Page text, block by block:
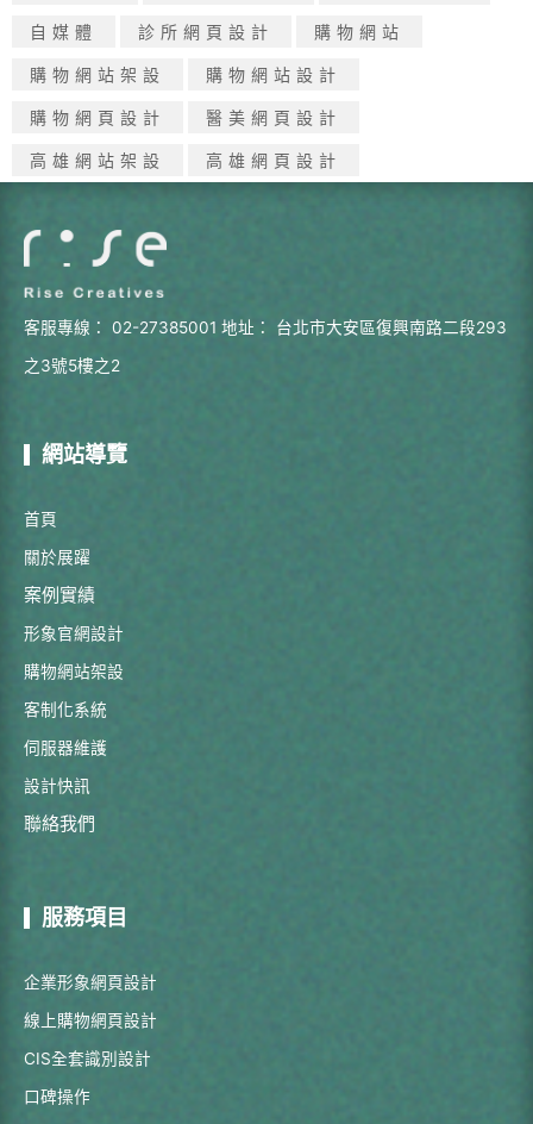
自媒體 診所網頁設計 購物網站
購物網站架設 購物網站設計
購物網頁設計 醫美網頁設計
高雄網站架設 高雄網頁設計
客服專線： 02-27385001 地址： 台北市大安區復興南路二段293
之3號5樓之2
網站導覽
首頁
關於展躍
案例實績
形象官網設計
購物網站架設
客制化系統
伺服器維護
設計快訊
聯絡我們
服務項目
企業形象網頁設計
線上購物網頁設計
CIS全套識別設計
口碑操作